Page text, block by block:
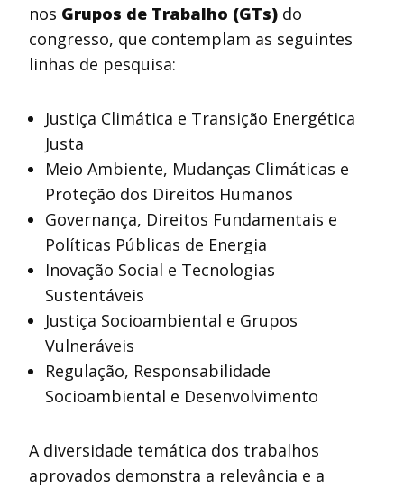
nos Grupos de Trabalho (GTs) do
congresso, que contemplam as seguintes
linhas de pesquisa:
Justiça Climática e Transição Energética
Justa
Meio Ambiente, Mudanças Climáticas e
Proteção dos Direitos Humanos
Governança, Direitos Fundamentais e
Políticas Públicas de Energia
Inovação Social e Tecnologias
Sustentáveis
Justiça Socioambiental e Grupos
Vulneráveis
Regulação, Responsabilidade
Socioambiental e Desenvolvimento
A diversidade temática dos trabalhos
aprovados demonstra a relevância e a